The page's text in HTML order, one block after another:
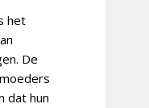
het
De
dat hun